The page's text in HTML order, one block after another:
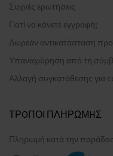
Συχνές ερωτήσεις
Γιατί να κάνετε εγγραφή;
Δωρεάν αντικατάσταση
Υπαναχώρηση από τη
Αλλαγή συγκατάθεσης για
ΤΡOΠΟΙ ΠΛΗΡΩΜHΣ
Πληρωμή κατά την